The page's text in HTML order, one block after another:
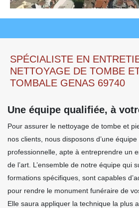
SPÉCIALISTE EN
NETTOYAGE DE TOMBE
TOMBALE GENAS 69740
Une équipe qualifiée, à
Pour assurer le nettoyage de tombe et
nos clients, nous disposons d’une
professionnelle, apte à entreprendre un
de l’art. L’ensemble de notre équipe qui
formations spécifiques, sont capables
pour rendre le monument funéraire de
Elle saura appliquer la technique la plus